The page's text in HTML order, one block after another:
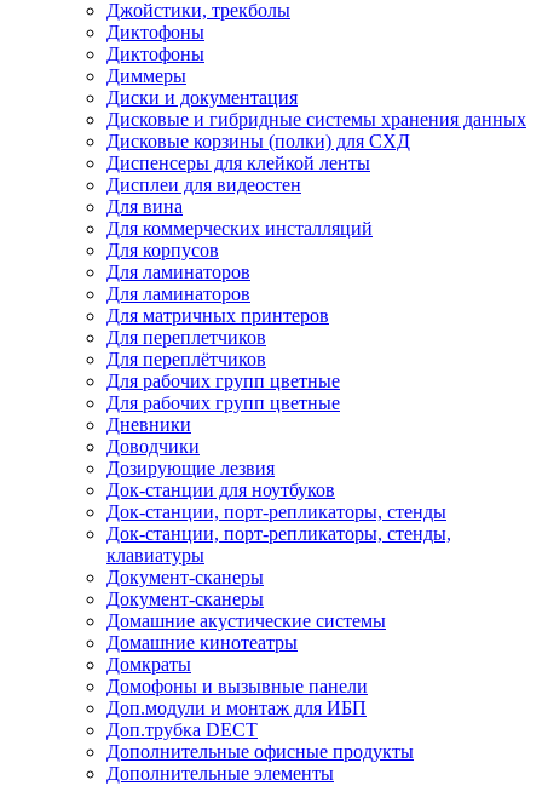
Джойстики, трекболы
Диктофоны
Диктофоны
Диммеры
Диски и документация
Дисковые и гибридные системы хранения данных
Дисковые корзины (полки) для СХД
Диспенсеры для клейкой ленты
Дисплеи для видеостен
Для вина
Для коммерческих инсталляций
Для корпусов
Для ламинаторов
Для ламинаторов
Для матричных принтеров
Для переплетчиков
Для переплётчиков
Для рабочих групп цветные
Для рабочих групп цветные
Дневники
Доводчики
Дозирующие лезвия
Док-станции для ноутбуков
Док-станции, порт-репликаторы, стенды
Док-станции, порт-репликаторы, стенды,
клавиатуры
Документ-сканеры
Документ-сканеры
Домашние акустические системы
Домашние кинотеатры
Домкраты
Домофоны и вызывные панели
Доп.модули и монтаж для ИБП
Доп.трубка DECT
Дополнительные офисные продукты
Дополнительные элементы